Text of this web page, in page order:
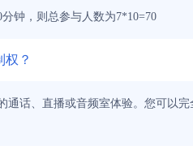
钟，则总参与人数为7*10=70
权？
通话、直播或音频室体验。您可以